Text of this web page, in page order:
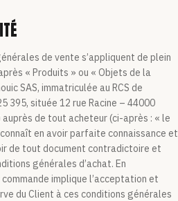
de vente s’appliquent de plein
« Produits » ou « Objets de la
SAS, immatriculée au RCS de
395, située 12 rue Racine – 44000
auprès de tout acheteur (ci-après : « le
en avoir parfaite connaissance et
de tout document contradictoire et
générales d’achat. En
implique l’acceptation et
du Client à ces conditions générales